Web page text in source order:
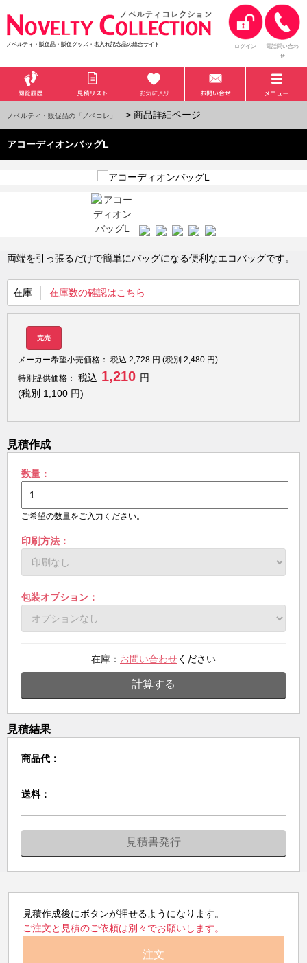
ノベルティ・販促品・販促グッズ・名入れ記念品の総合サイト ログイン
電話問い合わ
せ
ノベルティ・販促品の「ノベコレ」 > 商品詳細ページ
アコーディオンバッグL
両端を引っ張るだけで簡単にバッグになる便利なエコバッグです。
在庫 在庫数の確認はこちら
完売
メーカー希望小売価格： 税込 2,728 円 (税別 2,480 円)
特別提供価格：
税込 1,210 円
(税別 1,100 円)
見積作成
数量：
ご希望の数量をご入力ください。
印刷方法：
包装オプション：
在庫： お問い合わせください
計算する
見積結果
商品代：
送料：
見積書発行
見積作成後にボタンが押せるようになります。
ご注文と見積のご依頼は別々でお願いします。
注文